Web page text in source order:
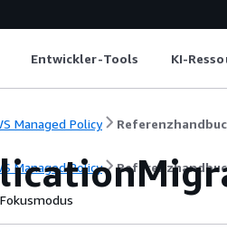
Entwickler-Tools KI-
Managed Policy
Managed Policy
Fokusmodus